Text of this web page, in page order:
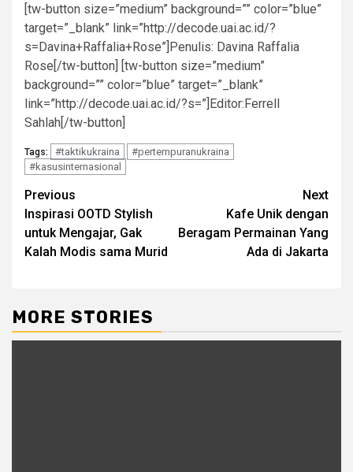
[tw-button size=”medium” background=”” color=”blue”
target=”_blank” link=”http://decode.uai.ac.id/?
s=Davina+Raffalia+Rose”]Penulis: Davina Raffalia
Rose[/tw-button] [tw-button size=”medium”
background=”” color=”blue” target=”_blank”
link=”http://decode.uai.ac.id/?s=”]Editor:Ferrell
Sahlah[/tw-button]
Tags: #taktikukraina
#pertempuranukraina
#kasusinternasional
Post
navigation
Previous
Inspirasi OOTD Stylish
untuk Mengajar, Gak
Kalah Modis sama Murid
Next
Kafe Unik dengan
Beragam Permainan Yang
Ada di Jakarta
MORE STORIES